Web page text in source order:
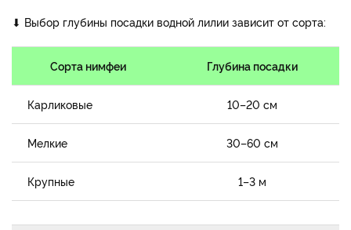
⬇ Выбор глубины посадки водной лилии зависит от сорта:
Сорта нимфеи Глубина посадки
Карликовые 10–20 см
Мелкие 30–60 см
Крупные 1–3 м